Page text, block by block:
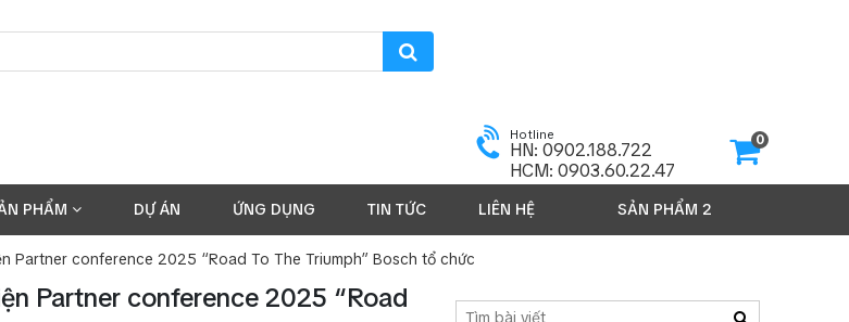
Hotline
HN: 0902.188.722
HCM: 0903.60.22.47
0
PHẨM DỰ ÁN ỨNG DỤNG TIN TỨC LIÊN HỆ SẢN PHẨM 2026
Partner conference 2025 “Road To The Triumph” Bosch tổ chức
Partner conference 2025 “Road